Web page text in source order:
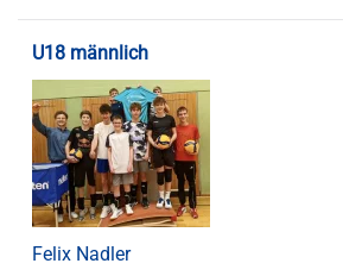
U18 männlich
Felix Nadler